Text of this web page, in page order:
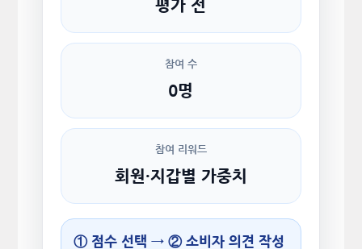
평가 전
참여 수
0명
참여 리워드
회원·지갑별 가중치
① 점수 선택 → ② 소비자 의견 작성